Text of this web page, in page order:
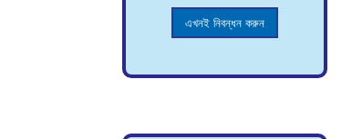
এখনই নিবন্ধন করুন